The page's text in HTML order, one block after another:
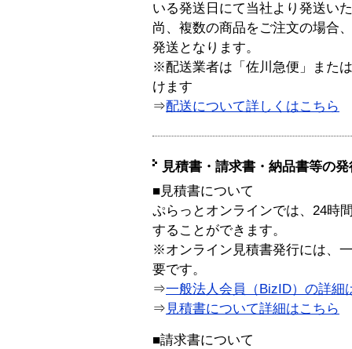
いる発送日にて当社より発送い
尚、複数の商品をご注文の場合
発送となります。
※配送業者は「佐川急便」また
けます
⇒配送について詳しくはこちら
見積書・請求書・納品書等の
■見積書について
ぷらっとオンラインでは、24時
することができます。
※オンライン見積書発行には、
要です。
⇒一般法人会員（BizID）の詳細
⇒ 見積書について詳細はこちら
■請求書について